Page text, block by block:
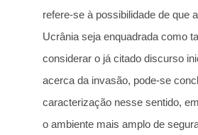
refere-se à possibilidade de que
Ucrânia seja enquadrada como
considerar o já citado discurso
acerca da invasão, pode-se
caracterização nesse sentido,
o ambiente mais amplo de